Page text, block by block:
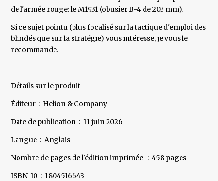
de l'armée rouge: le M1931 (obusier B-4 de 203 mm).
Si ce sujet pointu (plus focalisé sur la tactique d'emploi des
blindés que sur la stratégie) vous intéresse, je vous le
recommande.
Détails sur le produit
Éditeur ‏ : ‎ Helion & Company
Date de publication ‏ : ‎ 11 juin 2026
Langue ‏ : ‎ Anglais
Nombre de pages de l'édition imprimée ‏ : ‎ 458 pages
ISBN-10 ‏ : ‎ 1804516643